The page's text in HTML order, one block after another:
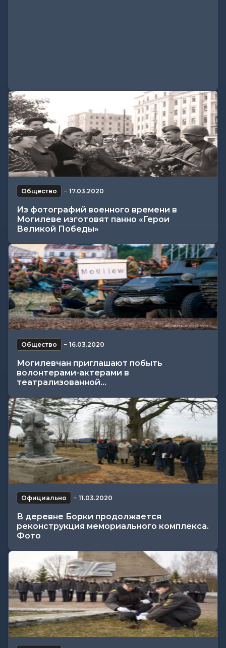
Общество − 17.03.2020
Из фотографий военного времени в
Могилеве изготовят панно «Герои
Великой Победы»
Общество − 16.03.2020
Могилевчан приглашают побыть
волонтерами-актерами в
театрализованной...
Официально − 11.03.2020
В деревне Борки продолжается
реконструкция мемориального комплекса.
Фото